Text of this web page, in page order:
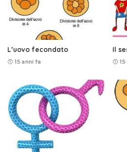
L’uovo fecondato
15 anni fa
Il